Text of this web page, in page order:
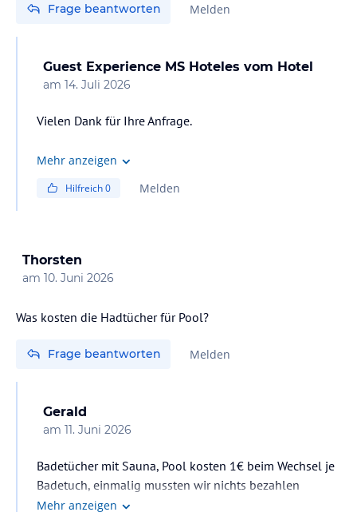
Frage beantworten Melden
Guest Experience MS Hoteles vom Hotel
am 14. Juli 2026
Vielen Dank für Ihre Anfrage.
Kostenlose Parkplätze stehen leider nicht zur
Für externe Gäste kostet der Parkplatz 25 € pro Tag
Mehr anzeigen
Hilfreich0 Melden
Thorsten
am 10. Juni 2026
Was kosten die Hadtücher für Pool?
Frage beantworten Melden
Gerald
am 11. Juni 2026
Badetücher mit Sauna, Pool kosten 1€ beim Wechsel je
Badetuch, einmalig mussten wir nichts bezahlen
Mehr anzeigen